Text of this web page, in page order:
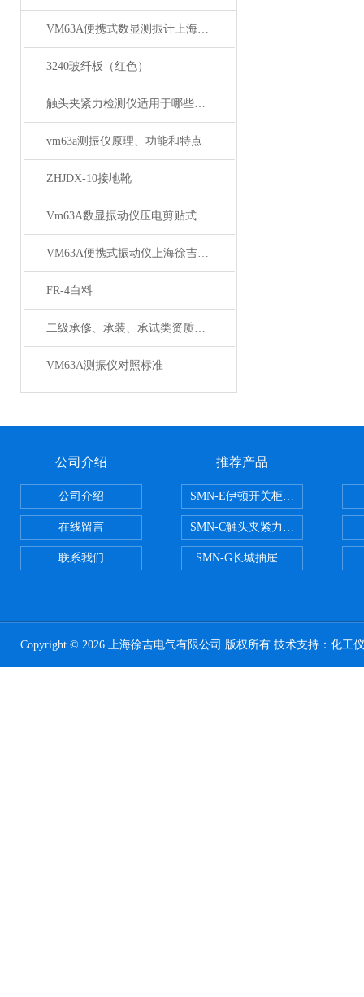
VM63A便携式数显测振计上海徐吉电气
3240玻纤板（红色）
触头夹紧力检测仪适用于哪些应用场景？
vm63a测振仪原理、功能和特点
ZHJDX-10接地靴
Vm63A数显振动仪压电剪贴式加速度探头
VM63A便携式振动仪上海徐吉电气
FR-4白料
二级承修、承装、承试类资质主要试验设备配置表
VM63A测振仪对照标准
公司介绍
公司介绍
在线留言
联系我们
推荐产品
SMN-E伊顿开关柜触头夹紧力检
SMN-C触头夹紧力检测仪
SMN-G长城抽屉开关柜触头夹紧
Copyright © 2026 上海徐吉电气有限公司 版权所有 技术支持： 化工